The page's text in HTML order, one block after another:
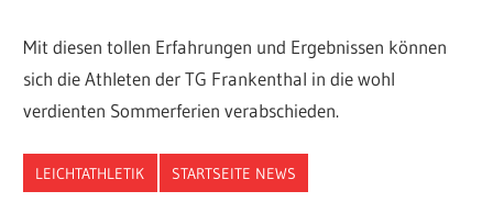
Mit diesen tollen Erfahrungen und Ergebnissen können
sich die Athleten der TG Frankenthal in die wohl
verdienten Sommerferien verabschieden.
LEICHTATHLETIK STARTSEITE NEWS